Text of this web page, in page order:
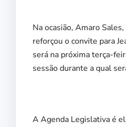
Na ocasião, Amaro
reforçou o convite para
será na próxima terça-
sessão durante a qual
A Agenda Legislativa é